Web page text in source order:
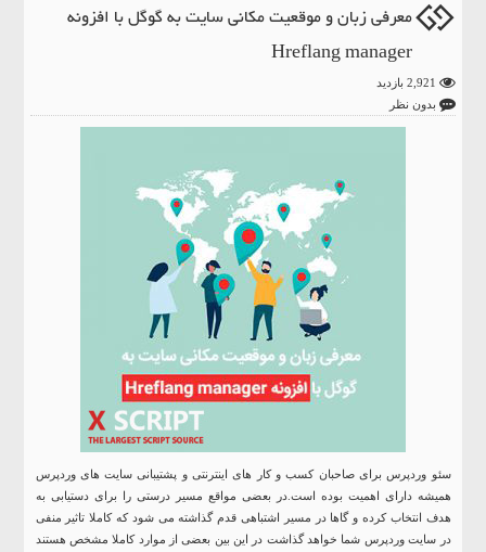
معرفی زبان و موقعیت مکانی سایت به گوگل با افزونه
Hreflang manager
بدون نظر
سئو وردپرس برای صاحبان کسب و کار های اینترنتی و پشتیبانی سایت های وردپرس
همیشه دارای اهمیت بوده است.در بعضی مواقع مسیر درستی را برای دستیابی به
هدف انتخاب کرده و گاها در مسیر اشتباهی قدم گذاشته می شود که کاملا تاثیر منفی
در سایت وردپرس شما خواهد گذاشت در این بین بعضی از موارد کاملا مشخص هستند